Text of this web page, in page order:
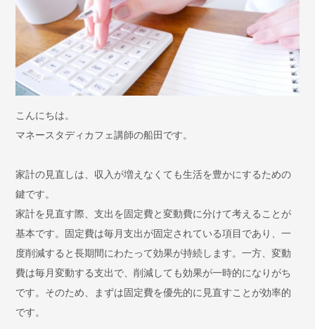
こんにちは。
マネースタディカフェ講師の船田です。
家計の見直しは、収入が増えなくても生活を豊かにするための
鍵です。
家計を見直す際、支出を固定費と変動費に分けて考えることが
基本です。固定費は毎月支出が固定されている項目であり、一
度削減すると長期間にわたって効果が持続します。一方、変動
費は毎月変動する支出で、削減しても効果が一時的になりがち
です。そのため、まずは固定費を優先的に見直すことが効率的
です。